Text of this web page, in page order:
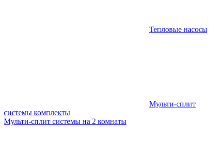
Тепловые насосы
Мульти-сплит
системы комплекты
Мульти-сплит системы на 2 комнаты